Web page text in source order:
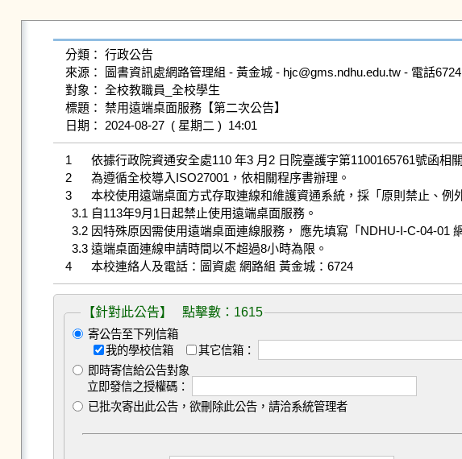
分類： 行政公告
來源： 圖書資訊處網路管理組 - 黃金城 - hjc@gms.ndhu.edu.tw - 電話6724
對象： 全校教職員_全校學生
標題： 禁用遠端桌面服務【第二次公告】
1	依據行政院資通安全處110 年3 月2 日院臺護字第1100165761號函相關規定辦理。
2	為遵循全校導入ISO27001，依相關程序書辦理。
3	本校使用遠端桌面方式存取連線和維護資通系統，採「原則禁止、例外允許」方式辦理：
4	本校連絡人及電話：圖資處 網路組 黃金城：6724
【針對此公告】 點擊數：1615
寄公告至下列信箱
我的學校信箱
其它信箱：
即時寄信給公告對象
立即發信之授權碼：
已批次寄出此公告，欲刪除此公告，請洽系統管理者